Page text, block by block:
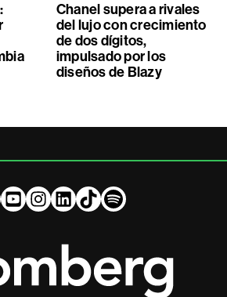
Chanel supera a rivales
del lujo con crecimiento
de dos dígitos,
impulsado por los
diseños de Blazy